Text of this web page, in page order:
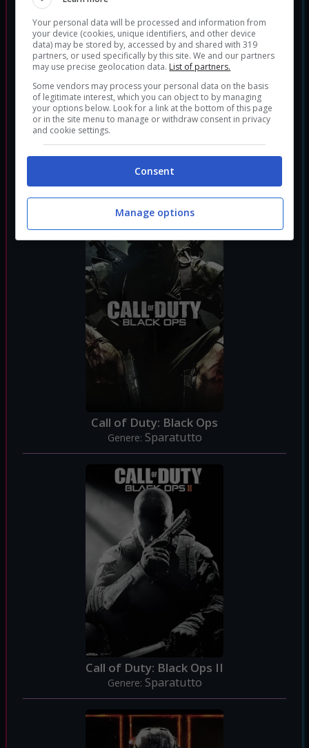
Call of Duty: Advanced Warfare
Sparatutto
Call of Duty: Black Ops
Genere: Sparatutto
Call of Duty: Black Ops II
Genere: Sparatutto
Your personal data will be processed and information from
your device (cookies, unique identifiers, and other device
data) may be stored by, accessed by and shared with 319
partners, or used specifically by this site. We and our partners
may use precise geolocation data. List of partners.
Some vendors may process your personal data on the basis
of legitimate interest, which you can object to by managing
your options below. Look for a link at the bottom of this page
or in the site menu to manage or withdraw consent in privacy
and cookie settings.
Consent
Manage options